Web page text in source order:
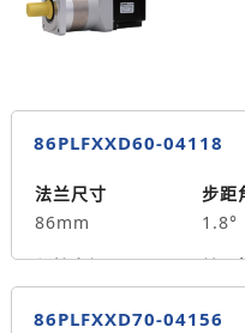
8
86PLFXXD60-04118
法兰尺寸
86mm
步距
1.8°
保持力矩N.m
8.5
转子
2500
86PLFXXD70-04156